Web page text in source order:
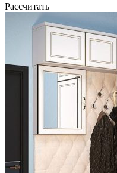
Рассчитать